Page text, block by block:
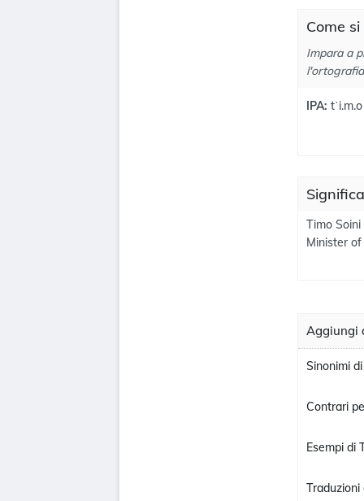
Come
Impara a
IPA:
Timo
Minister of
Aggiungi
Sinonimi
Contrari
Esempi di
Traduzioni